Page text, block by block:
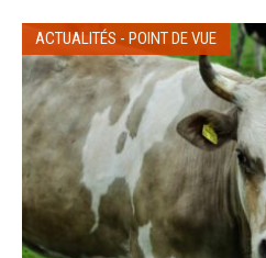
ACTUALITÉS - POINT DE VUE